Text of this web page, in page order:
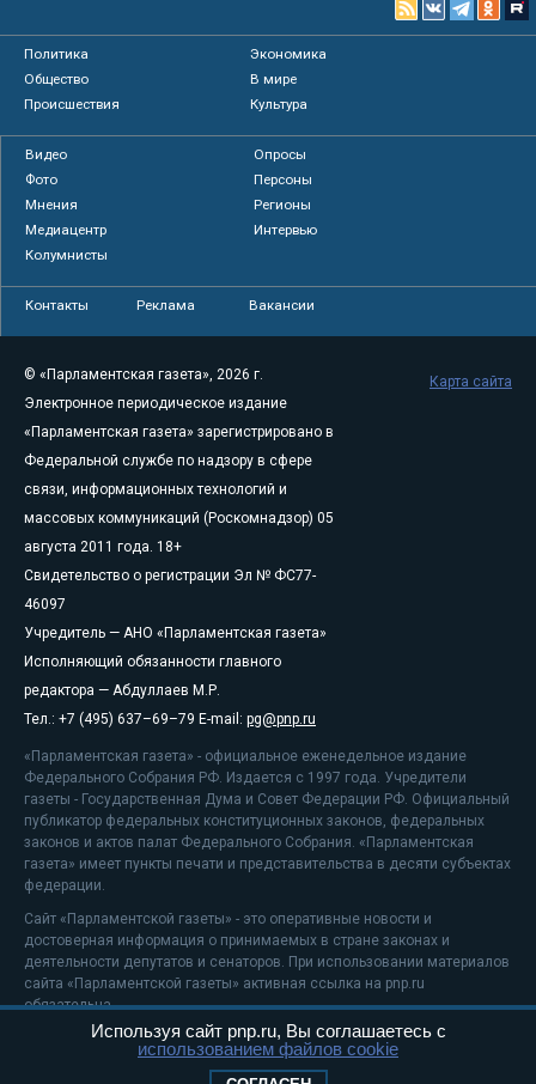
Политика
Экономика
Общество
В мире
Происшествия
Культура
Видео
Опросы
Фото
Персоны
Мнения
Регионы
Медиацентр
Интервью
Колумнисты
Контакты Реклама Вакансии
© «Парламентская газета», 2026 г.
Электронное периодическое издание
«Парламентская газета» зарегистрировано в
Федеральной службе по надзору в сфере
связи, информационных технологий и
массовых коммуникаций (Роскомнадзор) 05
августа 2011 года. 18+
Свидетельство о регистрации Эл № ФС77-
46097
Учредитель — АНО «Парламентская газета»
Исполняющий обязанности главного
редактора — Абдуллаев М.Р.
Тел.: +7 (495) 637–69–79 E-mail: pg@pnp.ru
«Парламентская газета» - официальное еженедельное издание
Федерального Собрания РФ. Издается с 1997 года. Учредители
газеты - Государственная Дума и Совет Федерации РФ. Официальный
публикатор федеральных конституционных законов, федеральных
законов и актов палат Федерального Собрания. «Парламентская
газета» имеет пункты печати и представительства в десяти субъектах
федерации.
Сайт «Парламентской газеты» - это оперативные новости и
достоверная информация о принимаемых в стране законах и
деятельности депутатов и сенаторов. При использовании материалов
сайта «Парламентской газеты» активная ссылка на pnp.ru
обязательна.
На информационном ресурсе применяютсярекомендательные
Карта сайта
Используя сайт pnp.ru, Вы соглашаетесь с
использованием файлов cookie